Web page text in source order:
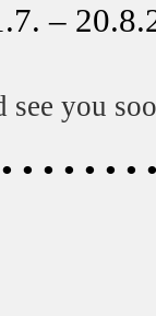
–
see you
• • • • • •